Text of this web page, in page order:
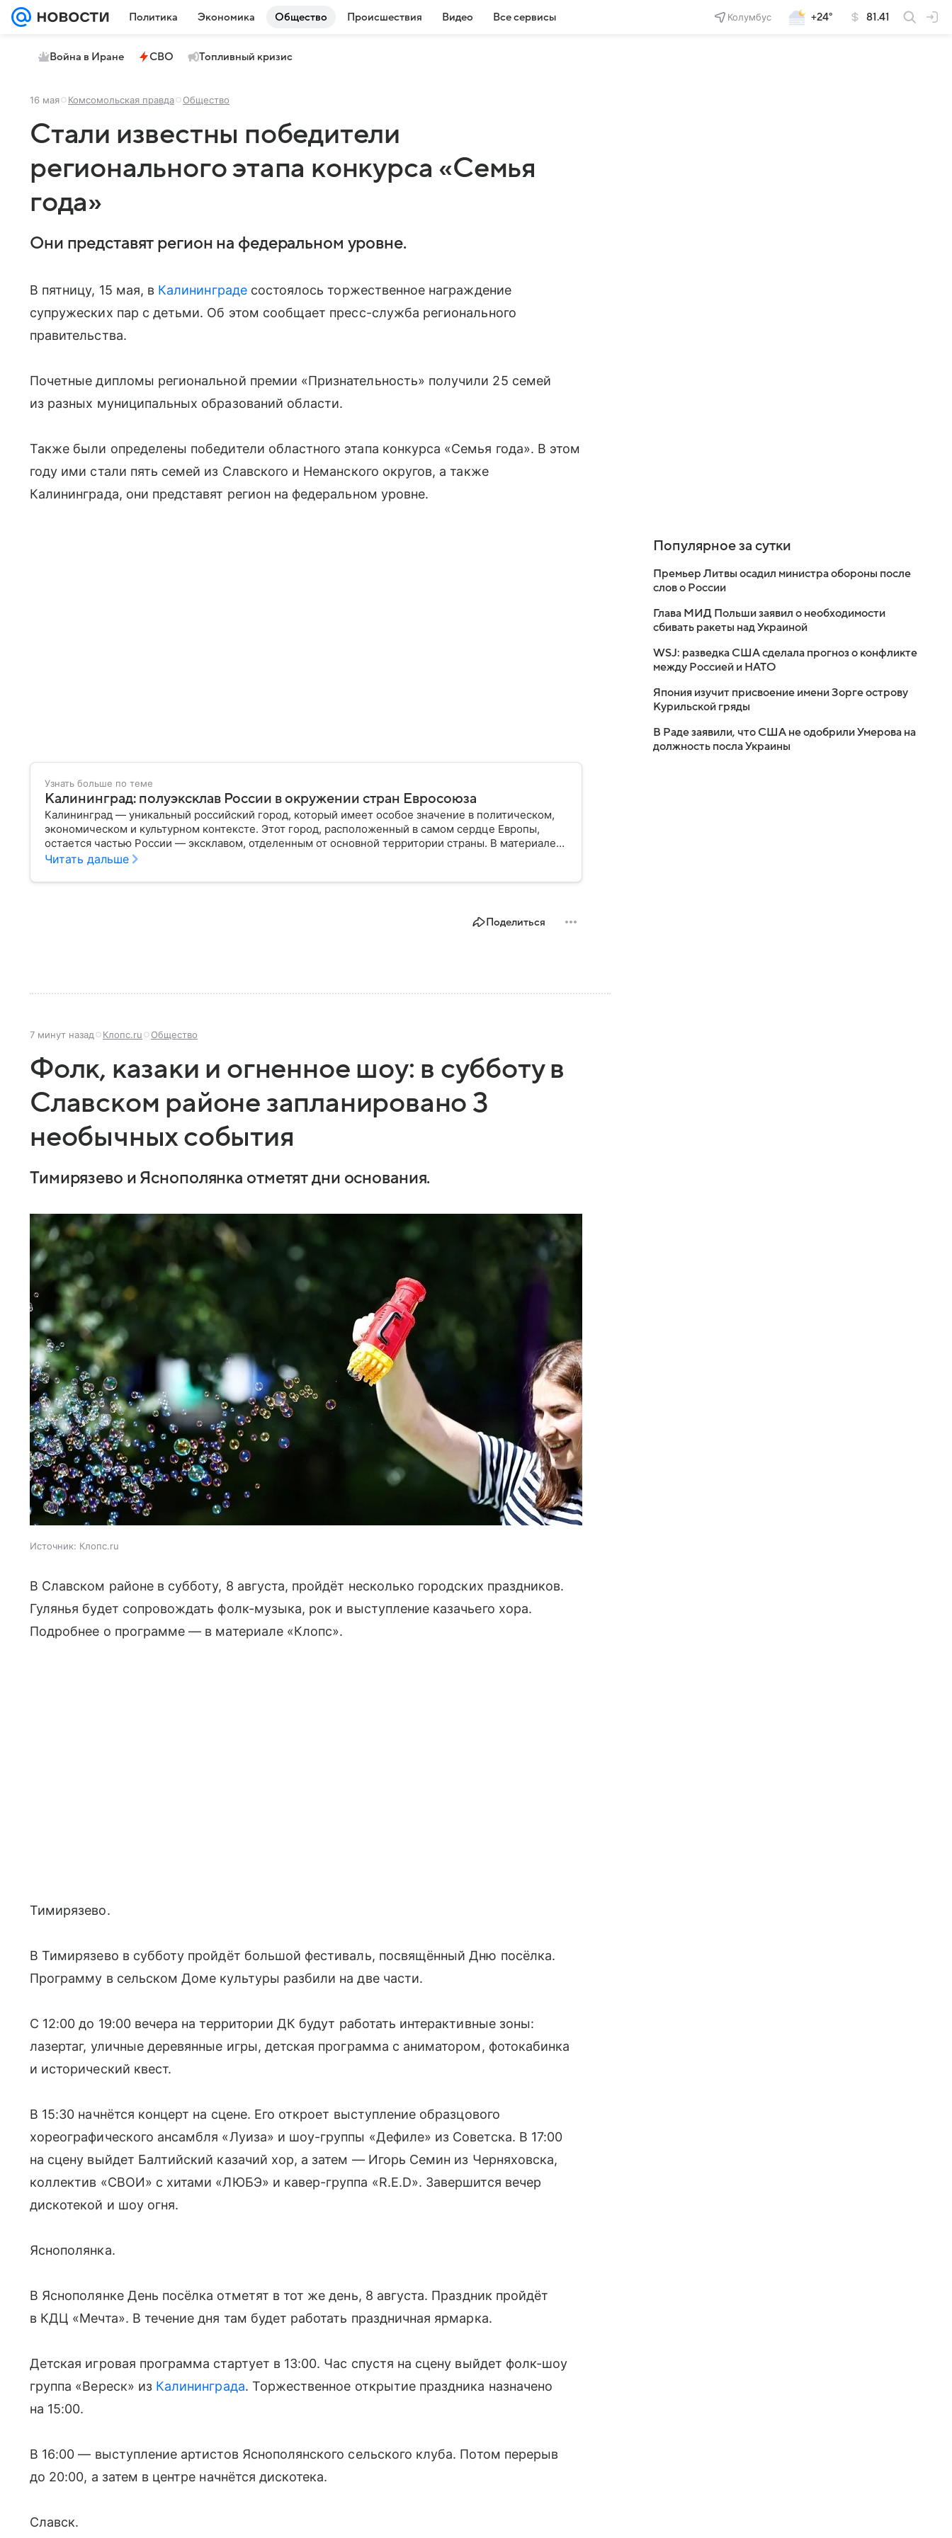
Политика Экономика Общество Происшествия Видео Все сервисы Колумбус +24° 81.41
Война в Иране СВО Топливный кризис
16 мая Комсомольская правда Общество
Стали известны победители
регионального этапа конкурса «Семья
года»
Они представят регион на федеральном уровне.
В пятницу, 15 мая, в Калининградесостоялось торжественное награждение
супружеских пар с детьми. Об этом сообщает пресс-служба регионального
правительства.
Почетные дипломы региональной премии «Признательность» получили 25 семей
из разных муниципальных образований области.
Также были определены победители областного этапа конкурса «Семья года». В этом
году ими стали пять семей из Славского и Неманского округов, а также
Калининграда, они представят регион на федеральном уровне.
Узнать больше по теме
Калининград: полуэксклав России в окружении стран Евросоюза
Калининград — уникальный российский город, который имеет особое значение в политическом,
экономическом и культурном контексте. Этот город, расположенный в самом сердце Европы,
остается частью России — эксклавом, отделенным от основной территории страны. В материале
— главное об этом населенном пункте.
Читать дальше
Поделиться
7 минут назад Клопс.ru Общество
Фолк, казаки и огненное шоу: в субботу в
Славском районе запланировано 3
необычных события
Тимирязево и Яснополянка отметят дни основания.
Источник: Клопс.ru
В Славском районе в субботу, 8 августа, пройдёт несколько городских праздников.
Гулянья будет сопровождать фолк-музыка, рок и выступление казачьего хора.
Подробнее о программе — в материале «Клопс».
Тимирязево.
В Тимирязево в субботу пройдёт большой фестиваль, посвящённый Дню посёлка.
Программу в сельском Доме культуры разбили на две части.
С 12:00 до 19:00 вечера на территории ДК будут работать интерактивные зоны:
лазертаг, уличные деревянные игры, детская программа с аниматором, фотокабинка
и исторический квест.
В 15:30 начнётся концерт на сцене. Его откроет выступление образцового
хореографического ансамбля «Луиза» и шоу-группы «Дефиле» из Советска. В 17:00
на сцену выйдет Балтийский казачий хор, а затем — Игорь Семин из Черняховска,
коллектив «СВОИ» с хитами «ЛЮБЭ» и кавер-группа «R.E.D». Завершится вечер
дискотекой и шоу огня.
Яснополянка.
В Яснополянке День посёлка отметят в тот же день, 8 августа. Праздник пройдёт
в КДЦ «Мечта». В течение дня там будет работать праздничная ярмарка.
Детская игровая программа стартует в 13:00. Час спустя на сцену выйдет фолк-шоу
группа «Вереск» из Калининграда. Торжественное открытие праздника назначено
на 15:00.
В 16:00 — выступление артистов Яснополянского сельского клуба. Потом перерыв
до 20:00, а затем в центре начнётся дискотека.
Славск.
Популярное за сутки
Премьер Литвы осадил министра обороны после
слов о России
Глава МИД Польши заявил о необходимости
сбивать ракеты над Украиной
WSJ: разведка США сделала прогноз о конфликте
между Россией и НАТО
Япония изучит присвоение имени Зорге острову
Курильской гряды
В Раде заявили, что США не одобрили Умерова на
должность посла Украины